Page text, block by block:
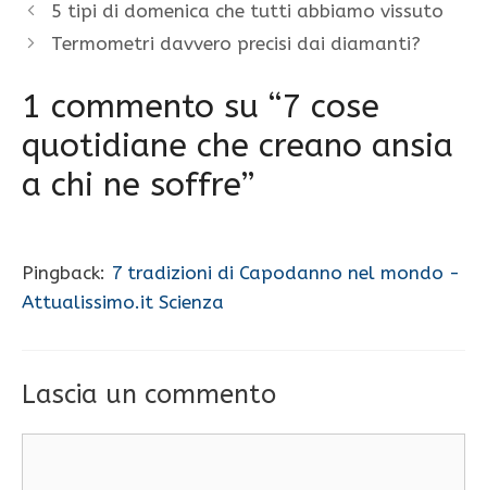
5 tipi di domenica che tutti abbiamo vissuto
Termometri davvero precisi dai diamanti?
1 commento su “7 cose
quotidiane che creano ansia
a chi ne soffre”
Pingback: 7 tradizioni di Capodanno nel mondo -
Attualissimo.it Scienza
Lascia un commento